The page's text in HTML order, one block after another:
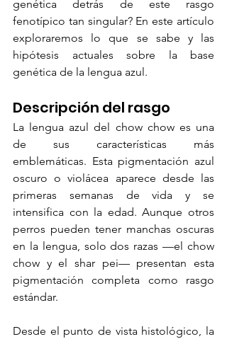
genética detrás de este rasgo
fenotípico tan singular? En este artículo
exploraremos lo que se sabe y las
hipótesis actuales sobre la base
genética de la lengua azul.
Descripción del rasgo
La lengua azul del chow chow es una
de sus características más
emblemáticas. Esta pigmentación azul
oscuro o violácea aparece desde las
primeras semanas de vida y se
intensifica con la edad. Aunque otros
perros pueden tener manchas oscuras
en la lengua, solo dos razas —el chow
chow y el shar pei— presentan esta
pigmentación completa como rasgo
estándar.
Desde el punto de vista histológico, la